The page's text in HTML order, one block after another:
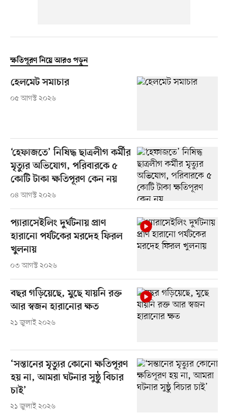
ক্ষতিপূরণ নিয়ে আরও পড়ুন
হেলমেট সমাচার
০৫ আগস্ট ২০২৬
‘হেফাজতে’ নিষিদ্ধ ছাত্রলীগ কর্মীর
মৃত্যুর অভিযোগ, পরিবারকে ৫
কোটি টাকা ক্ষতিপূরণ কেন নয়
০৪ আগস্ট ২০২৬
প্যারাসেইলিং দুর্ঘটনায় প্রাণ
হারানো পর্যটকের মরদেহ ফিরল
খুলনায়
০৩ আগস্ট ২০২৬
বছর গড়িয়েছে, মুছে যায়নি রক্ত
আর স্বজন হারানোর ক্ষত
২১ জুলাই ২০২৬
‘সন্তানের মৃত্যুর কোনো ক্ষতিপূরণ
হয় না, আমরা ঘটনার সুষ্ঠু বিচার
চাই’
২১ জুলাই ২০২৬